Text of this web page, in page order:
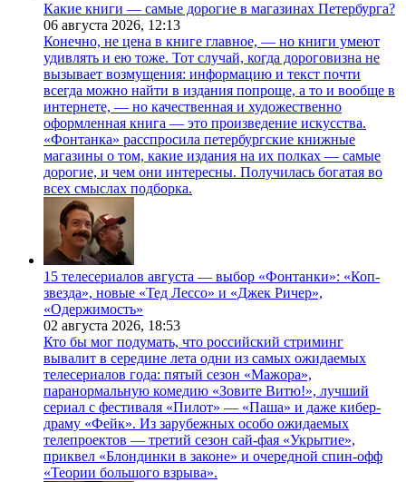
Какие книги — самые дорогие в магазинах Петербурга?
06 августа 2026, 12:13
Конечно, не цена в книге главное, — но книги умеют
удивлять и ею тоже. Тот случай, когда дороговизна не
вызывает возмущения: информацию и текст почти
всегда можно найти в издания попроще, а то и вообще в
интернете, — но качественная и художественно
оформленная книга — это произведение искусства.
«Фонтанка» расспросила петербургские книжные
магазины о том, какие издания на их полках — самые
дорогие, и чем они интересны. Получилась богатая во
всех смыслах подборка.
15 телесериалов августа — выбор «Фонтанки»: «Коп-
звезда», новые «Тед Лессо» и «Джек Ричер»,
«Одержимость»
02 августа 2026, 18:53
Кто бы мог подумать, что российский стриминг
вывалит в середине лета одни из самых ожидаемых
телесериалов года: пятый сезон «Мажора»,
паранормальную комедию «Зовите Витю!», лучший
сериал с фестиваля «Пилот» — «Паша» и даже кибер-
драму «Фейк». Из зарубежных особо ожидаемых
телепроектов — третий сезон сай-фая «Укрытие»,
приквел «Блондинки в законе» и очередной спин-офф
«Теории большого взрыва».